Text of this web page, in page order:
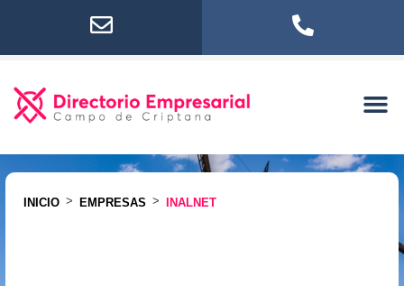
INICIO > EMPRESAS > INALNET